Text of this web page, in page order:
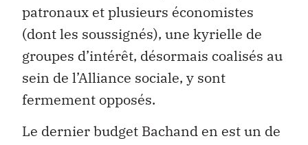
patronaux et plusieurs économistes
(dont les soussignés), une kyrielle de
groupes d’intérêt, désormais coalisés au
sein de l’Alliance sociale, y sont
fermement opposés.
Le dernier budget Bachand en est un de